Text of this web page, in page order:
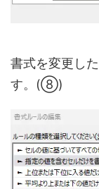
書式を変更し
す。(⑧)